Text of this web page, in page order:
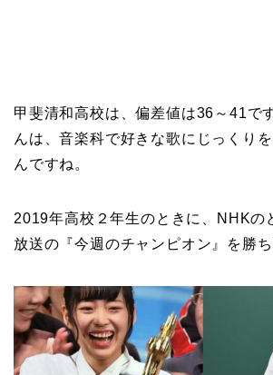
甲斐清和高校は、偏差値は36～41で
んは、音楽科で好きな歌にじっくり
んですね。
2019年高校２年生のときに、NHKの
放送の『今週のチャンピオン』を勝ち